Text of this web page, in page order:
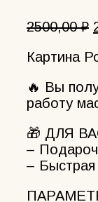
2500,00₽
Картина
🔥 Вы
работу
🎁 ДЛЯ
–
– Быстрая